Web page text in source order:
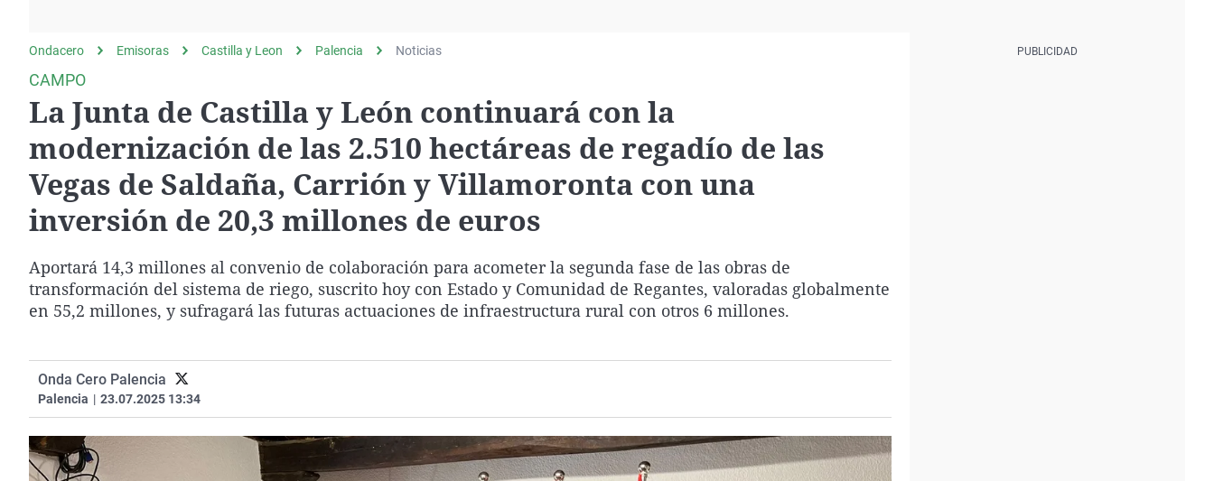
Operación Viuda
Negra
Navarra
País Vasco
Ondacero Emisoras Castilla y Leon Palencia Noticias
CAMPO
La Junta de Castilla y León continuará con la
modernización de las 2.510 hectáreas de regadío de las
Vegas de Saldaña, Carrión y Villamoronta con una
inversión de 20,3 millones de euros
Aportará 14,3 millones al convenio de colaboración para acometer la segunda fase de las obras de
transformación del sistema de riego, suscrito hoy con Estado y Comunidad de Regantes, valoradas globalmente
en 55,2 millones, y sufragará las futuras actuaciones de infraestructura rural con otros 6 millones.
Onda Cero Palencia
Palencia | 23.07.2025 13:34